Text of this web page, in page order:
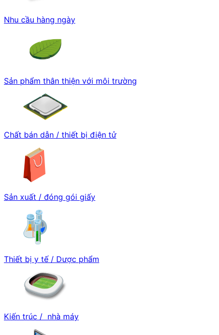
Nhu cầu hàng ngày
Sản phẩm thân thiện với môi trường
Chất bán dẫn / thiết bị điện tử
Sản xuất / đóng gói giấy
Thiết bị y tế / Dược phẩm
Kiến trúc / nhà máy